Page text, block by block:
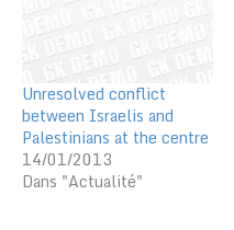
Unresolved conflict
between Israelis and
Palestinians at the centre
14/01/2013
Dans "Actualité"